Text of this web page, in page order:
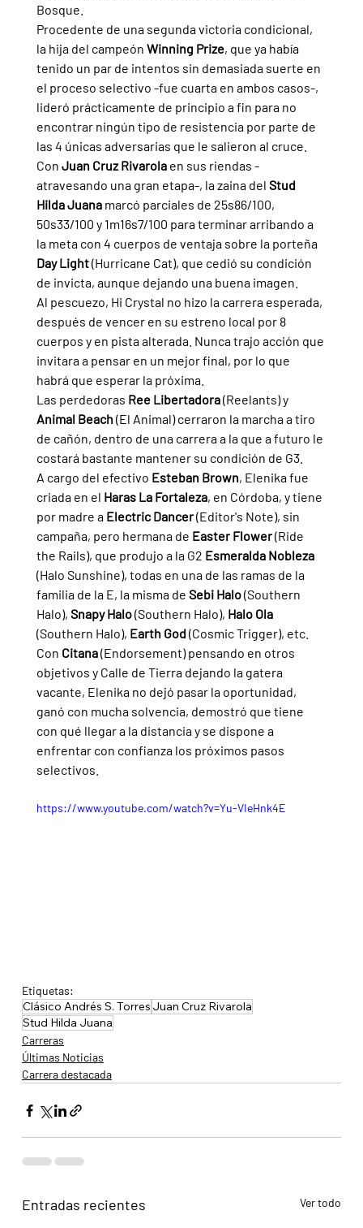
Bosque.
Procedente de una segunda victoria condicional,
la hija del campeón Winning Prize, que ya había
tenido un par de intentos sin demasiada suerte en
el proceso selectivo -fue cuarta en ambos casos-,
lideró prácticamente de principio a fin para no
encontrar ningún tipo de resistencia por parte de
las 4 únicas adversarias que le salieron al cruce.
Con Juan Cruz Rivarola en sus riendas -
atravesando una gran etapa-, la zaina del Stud
Hilda Juana marcó parciales de 25s86/100,
50s33/100 y 1m16s7/100 para terminar arribando a
la meta con 4 cuerpos de ventaja sobre la porteña
Day Light (Hurricane Cat), que cedió su condición
de invicta, aunque dejando una buena imagen.
Al pescuezo, Hi Crystal no hizo la carrera esperada,
después de vencer en su estreno local por 8
cuerpos y en pista alterada. Nunca trajo acción que
invitara a pensar en un mejor final, por lo que
habrá que esperar la próxima.
Las perdedoras Ree Libertadora (Reelants) y
Animal Beach (El Animal) cerraron la marcha a tiro
de cañón, dentro de una carrera a la que a futuro le
costará bastante mantener su condición de G3.
A cargo del efectivo Esteban Brown, Elenika fue
criada en el Haras La Fortaleza, en Córdoba, y tiene
por madre a Electric Dancer (Editor's Note), sin
campaña, pero hermana de Easter Flower (Ride
the Rails), que produjo a la G2 Esmeralda Nobleza
(Halo Sunshine), todas en una de las ramas de la
familia de la E, la misma de Sebi Halo (Southern
Halo), Snapy Halo (Southern Halo), Halo Ola
(Southern Halo), Earth God (Cosmic Trigger), etc.
Con Citana (Endorsement) pensando en otros
objetivos y Calle de Tierra dejando la gatera
vacante, Elenika no dejó pasar la oportunidad,
ganó con mucha solvencia, demostró que tiene
con qué llegar a la distancia y se dispone a
enfrentar con confianza los próximos pasos
selectivos.
https://www.youtube.com/watch?v=Yu-VIeHnk4E
Etiquetas:
Clásico Andrés S. Torres Juan Cruz Rivarola
Stud Hilda Juana
Carreras
Últimas Noticias
Carrera destacada
Entradas recientes Ver todo